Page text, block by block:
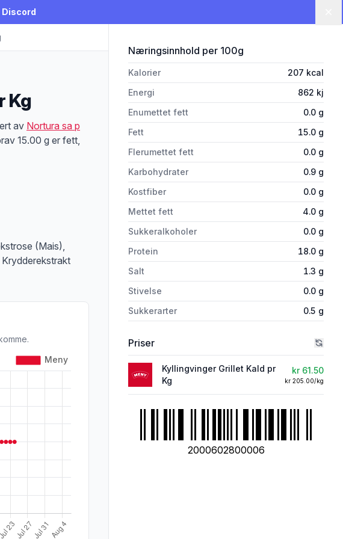
Discord
Kg
av Nortura sa p
15.00 g er fett,
og innholdsbeskrivelsen nøye om du har allergier, vi tar forbehold om at det kan være feil i
(Mais),
Næringsinnhold for 'Kyllingvinger Grillet Kald
per 100g
Kalorier 207 kcal
Energi
862 kj
Enumettet fett
0.0 g
Fett
15.0 g
Flerumettet fett
0.0 g
Karbohydrater
0.9 g
Kostfiber
0.0 g
Mettet fett
4.0 g
Sukkeralkoholer
0.0 g
Protein
18.0 g
Salt
1.3 g
Stivelse
0.0 g
Sukkerarter
0.5 g
Priser
Kyllingvinger Grillet Kald pr
Kg
kr 61.50
kr 205.00/kg
2000602800006